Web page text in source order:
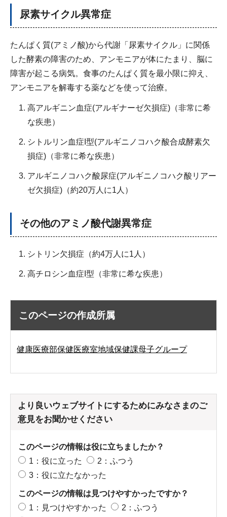
尿素サイクル異常症
たんぱく質(アミノ酸)から代謝「尿素サイクル」に関係
した酵素の障害のため、アンモニアが体にたまり、脳に
障害が起こる病気。食事のたんぱく質を最小限に抑え、
アンモニアを解毒する薬などを使って治療。
高アルギニン血症(アルギナーゼ欠損症)（非常に希
な疾患）
シトルリン血症I型(アルギニノコハク酸合成酵素欠
損症)（非常に希な疾患）
アルギニノコハク酸尿症(アルギニノコハク酸リアー
ゼ欠損症)（約20万人に1人）
その他のアミノ酸代謝異常症
シトリン欠損症（約4万人に1人）
高チロシン血症I型（非常に希な疾患）
このページの作成所属
健康医療部保健医療室地域保健課母子グループ
より良いウェブサイトにするためにみなさまのご
意見をお聞かせください
このページの情報は役に立ちましたか？
1：役に立った
2：ふつう
3：役に立たなかった
このページの情報は見つけやすかったですか？
1：見つけやすかった
2：ふつう